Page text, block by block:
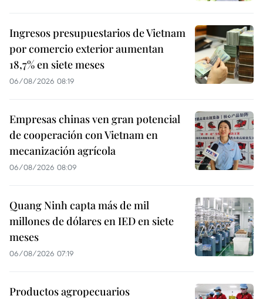
Ingresos presupuestarios de Vietnam
por comercio exterior aumentan
18,7% en siete meses
06/08/2026 08:19
Empresas chinas ven gran potencial
de cooperación con Vietnam en
mecanización agrícola
06/08/2026 08:09
Quang Ninh capta más de mil
millones de dólares en IED en siete
meses
06/08/2026 07:19
Productos agropecuarios